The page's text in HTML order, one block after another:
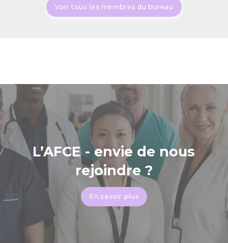
Voir tous les membres du bureau
L’AFCE - envie de nous
rejoindre ?
En savoir plus